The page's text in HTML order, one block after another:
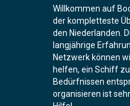
Willkommen auf
der kompletteste
den Niederlanden.
langjährige
Netzwerk können
helfen, ein Schiff
Bedürfnissen
organisieren ist